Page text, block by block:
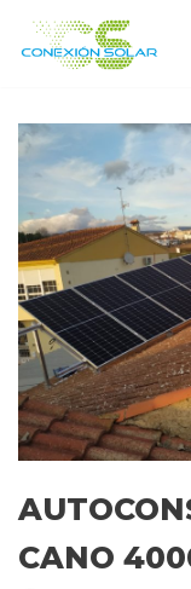
Saltar
al
CANO